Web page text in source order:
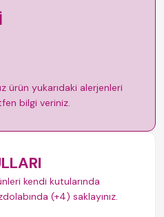
ürün yukarıdaki alerjenleri
bilgi veriniz.
kendi kutularında
(+4) saklayınız.